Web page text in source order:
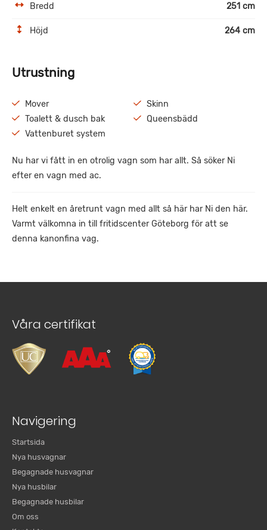
Bredd 251 cm
Höjd 264 cm
Utrustning
Mover
Skinn
Toalett & dusch bak
Queensbädd
Vattenburet system
Nu har vi fått in en otrolig vagn som har allt. Så söker Ni
efter en vagn med ac.
Helt enkelt en åretrunt vagn med allt så här har Ni den här.
Varmt välkomna in till fritidscenter Göteborg för att se
denna kanonfina vag.
Våra certifikat
Navigering
Startsida
Nya husvagnar
Begagnade husvagnar
Nya husbilar
Begagnade husbilar
Om oss